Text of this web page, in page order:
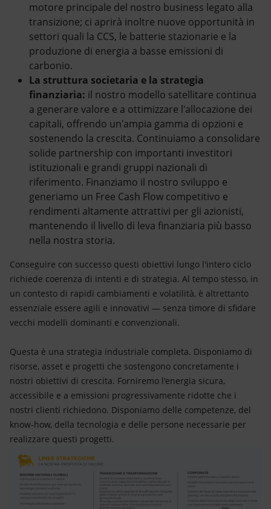
motore principale del nostro business legato alla
transizione; ci aprirà inoltre nuove opportunità in
settori quali la CCS, le batterie stazionarie e la
produzione di energia a basse emissioni di
carbonio.
La struttura societaria e la strategia
finanziaria: il nostro modello satellitare continua
a generare valore e a ottimizzare l'allocazione dei
capitali, offrendo un'ampia gamma di opzioni e
sostenendo la crescita. Continuiamo a consolidare
solide partnership con importanti investitori
istituzionali e grandi gruppi nazionali di
riferimento. Finanziamo il nostro sviluppo e
generiamo un Free Cash Flow competitivo e
rendimenti altamente attrattivi per gli azionisti,
mantenendo il livello di leva finanziaria più basso
nella nostra storia.
Conseguire con successo questi obiettivi lungo l'intero ciclo
richiede coerenza di intenti e di strategia. Al tempo stesso, in
un contesto di rapidi cambiamenti e volatilità, è altrettanto
essenziale essere agili e innovativi — senza timore di sfidare
vecchi modelli dominanti e convenzionali.
Questa è una strategia industriale completa. Disponiamo di
risorse, asset e progetti che sostengono concretamente i
nostri obiettivi di crescita. Forniremo l'energia sicura,
accessibile e a emissioni progressivamente ridotte che i
nostri clienti richiedono. Disponiamo delle competenze, del
know-how, della tecnologia e delle persone necessarie per
realizzare questi progetti.